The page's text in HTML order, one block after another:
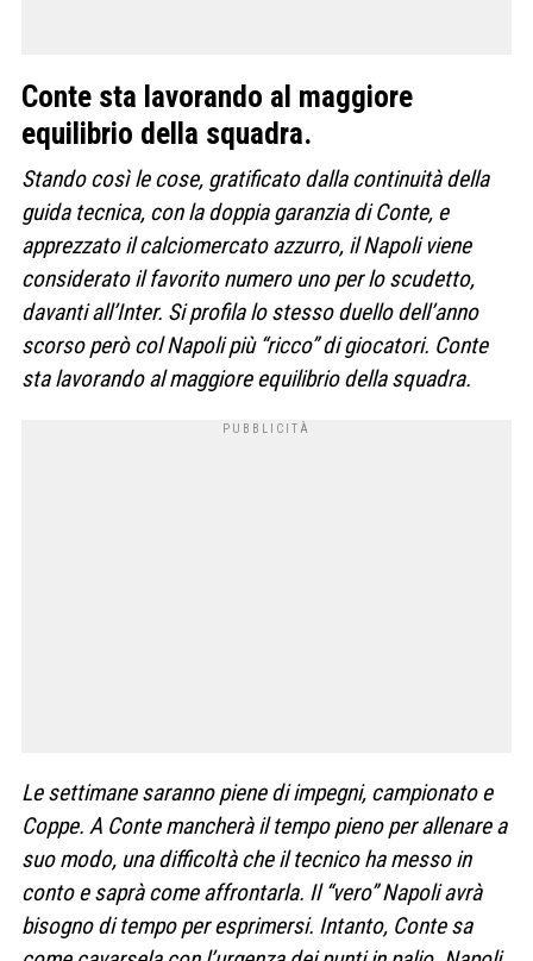
Conte sta lavorando al maggiore
equilibrio della squadra.
Stando così le cose, gratificato dalla continuità della
guida tecnica, con la doppia garanzia di Conte, e
apprezzato il calciomercato azzurro, il Napoli viene
considerato il favorito numero uno per lo scudetto,
davanti all’Inter. Si profila lo stesso duello dell’anno
scorso però col Napoli più “ricco” di giocatori. Conte
sta lavorando al maggiore equilibrio della squadra.
Le settimane saranno piene di impegni, campionato e
Coppe. A Conte mancherà il tempo pieno per allenare a
suo modo, una difficoltà che il tecnico ha messo in
conto e saprà come affrontarla. Il “vero” Napoli avrà
bisogno di tempo per esprimersi. Intanto, Conte sa